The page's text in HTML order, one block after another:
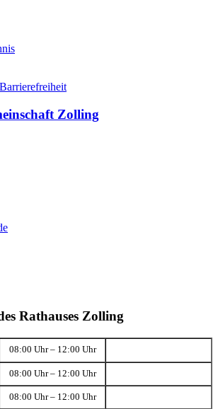
Zolling
Rathauses Zolling
08:00 Uhr – 12:00 Uhr
08:00 Uhr – 12:00 Uhr
08:00 Uhr – 12:00 Uhr